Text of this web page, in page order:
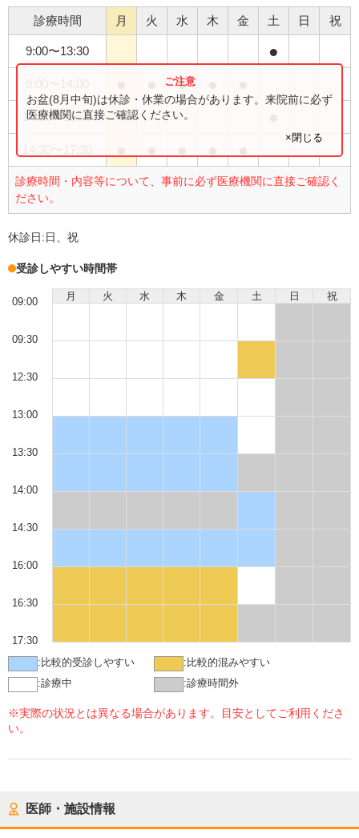
診療時間 月 火 水 木 金 土 日 祝
9:00〜13:30 ●
●
14:00〜16:30
診療時間・内容等について、事前に必ず医療機関に直接ご確認く
ださい。
お盆(8月中旬)は休診・休業の場合があります。来院前に必ず
医療機関に直接ご確認ください。
×閉じる
休診日:日、祝
受診しやすい時間帯
月 火 水 木 金 土 日 祝
09:00
09:30
12:30
13:00
13:30
14:00
14:30
16:00
16:30
17:30
: 比較的受診しやすい : 比較的混みやすい
:診療中 :診療時間外
※実際の状況とは異なる場合があります。目安としてご利用くださ
い。
医師・施設情報